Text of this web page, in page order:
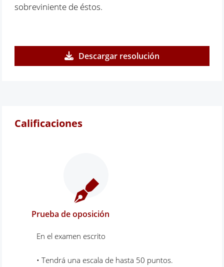
sobreviniente de éstos.
Descargar resolución
Calificaciones
Prueba de oposición
En el examen escrito
• Tendrá una escala de hasta 50 puntos.